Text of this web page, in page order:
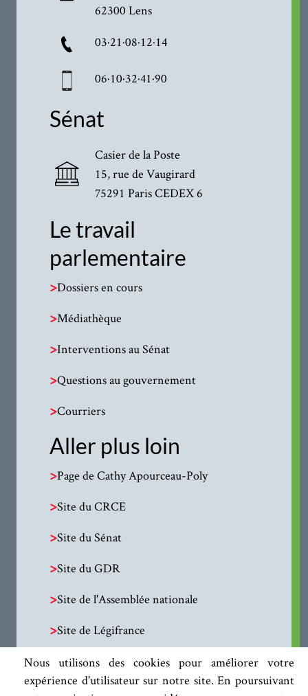
Nous utilisons des cookies pour améliorer votre
expérience d'utilisateur sur notre site. En poursuivant
62300 Lens
03·21·08·12·14
06·10·32·41·90
Sénat
Casier de la Poste
15, rue de Vaugirard
75291 Paris CEDEX 6
Le travail
parlementaire
>Dossiers en cours
>Médiathèque
>Interventions au Sénat
>Questions au gouvernement
>Courriers
Aller plus loin
>Page de Cathy Apourceau-Poly
>Site du CRCE
>Site du Sénat
>Site du GDR
>Site de l'Assemblée nationale
>Site de Légifrance